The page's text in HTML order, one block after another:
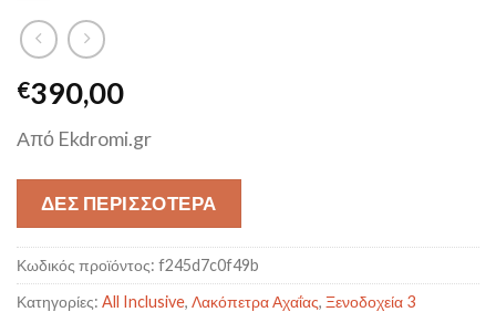
€390,00
Από Ekdromi.gr
ΔΕΣ ΠΕΡΙΣΣΟΤΕΡΑ
Κωδικός προϊόντος: f245d7c0f49b
Κατηγορίες: All Inclusive, Λακόπετρα Αχαΐας, Ξενοδοχεία 3